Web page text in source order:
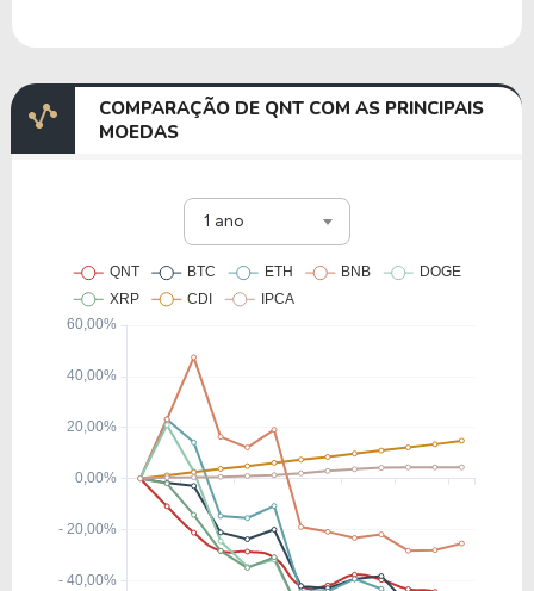
COMPARAÇÃO DE QNT COM AS PRINCIPAIS
MOEDAS
1 ano